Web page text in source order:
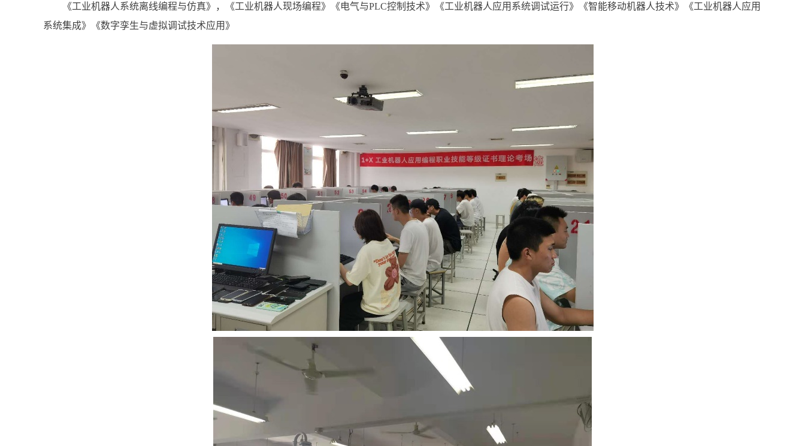
《工业机器人系统离线编程与仿真》，《工业机器人现场编程》《电气与PLC控制技术》《工业机器人应用系统调试运行》《智能移动机器人技术》《工业机器人应用
系统集成》《数字孪生与虚拟调试技术应用》